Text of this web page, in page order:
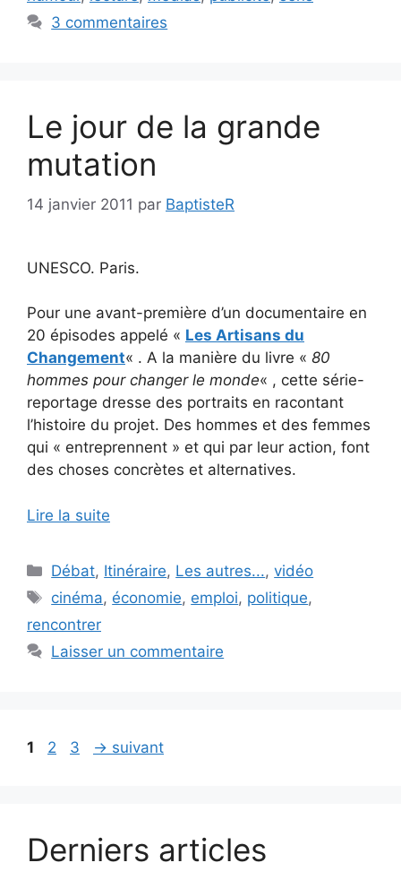
3 commentaires
Le jour de la grande
mutation
14 janvier 2011 par BaptisteR
UNESCO. Paris.
Pour une avant-première d’un documentaire en
20 épisodes appelé « Les Artisans du
Changement« . A la manière du livre « 80
hommes pour changer le monde« , cette série-
reportage dresse des portraits en racontant
l’histoire du projet. Des hommes et des femmes
qui « entreprennent » et qui par leur action, font
des choses concrètes et alternatives.
Lire la suite
Catégories
Débat, Itinéraire, Les autres...,vidéo
Étiquettes
cinéma, économie, emploi, politique,
rencontrer
Laisser un commentaire
Page
1 Page
2 Page
3 → suivant
Derniers articles